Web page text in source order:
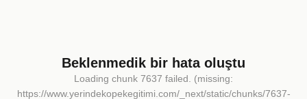
Beklenmedik bir hata oluştu
Loading chunk 7637 failed. (missing:
https://www.yerindekopekegitimi.com/_next/static/chunks/7637-